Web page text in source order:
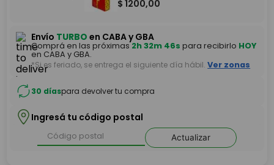
$ 1200,00
Envío TURBO en CABA y GBA
Comprá en las próximas2h 32m 46s para recibirlo HOY
en CABA y GBA.
*Si es feriado, se entrega el siguiente día hábil. Ver zonas
30 díaspara devolver tu compra
Ingresá tu código postal
Actualizar